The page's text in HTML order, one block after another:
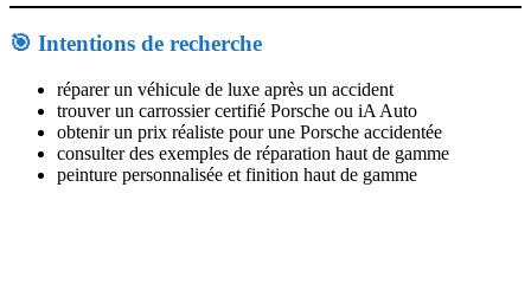
🎯 Intentions de recherche
réparer un véhicule de luxe après un accident
trouver un carrossier certifié Porsche ou iA Auto
obtenir un prix réaliste pour une Porsche accidentée
consulter des exemples de réparation haut de gamme
peinture personnalisée et finition haut de gamme